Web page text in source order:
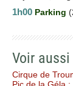
1h00 Parking
Voir aussi
Cirque de
Pic de la Géla